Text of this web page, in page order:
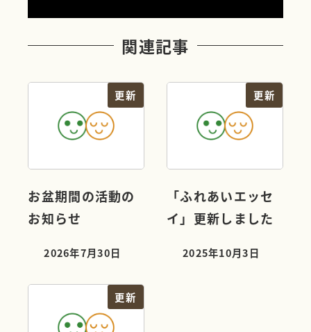
関連記事
更新
お盆期間の活動の
お知らせ
投稿日
2026年7月30日
更新
「ふれあいエッセ
イ」更新しました
投稿日
2025年10月3日
更新